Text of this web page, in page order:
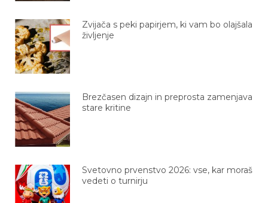
Zvijača s peki papirjem, ki vam bo olajšala
življenje
Brezčasen dizajn in preprosta zamenjava
stare kritine
Svetovno prvenstvo 2026: vse, kar moraš
vedeti o turnirju